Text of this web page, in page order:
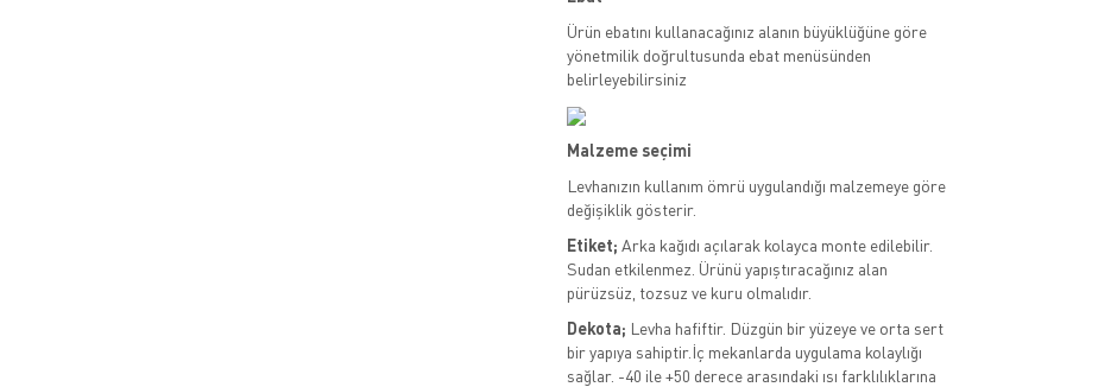
Ürün ebatını kullanacağınız alanın büyüklüğüne göre
yönetmilik doğrultusunda ebat menüsünden
belirleyebilirsiniz
Malzeme seçimi
Levhanızın kullanım ömrü uygulandığı malzemeye göre
değişiklik gösterir.
Etiket; Arka kağıdı açılarak kolayca monte edilebilir.
Sudan etkilenmez. Ürünü yapıştıracağınız alan
pürüzsüz, tozsuz ve kuru olmalıdır.
Dekota; Levha hafiftir. Düzgün bir yüzeye ve orta sert
bir yapıya sahiptir.İç mekanlarda uygulama kolaylığı
sağlar. -40 ile +50 derece arasındaki ısı farklılıklarına